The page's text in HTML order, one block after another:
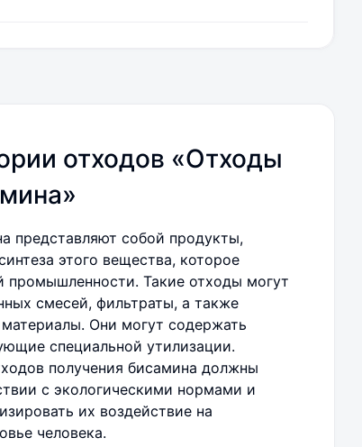
отходов «Отходы
представляют собой продукты,
этого вещества, которое
промышленности. Такие отходы могут
смесей, фильтраты, а также
Они могут содержать
специальной утилизации.
получения бисамина должны
с экологическими нормами и
их воздействие на
человека.